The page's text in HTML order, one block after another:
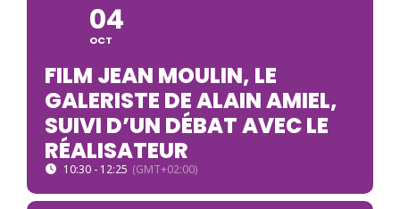
04
OCT
FILM JEAN MOULIN, LE
GALERISTE DE ALAIN AMIEL,
SUIVI D’UN DÉBAT AVEC LE
RÉALISATEUR
10:30 - 12:25 (GMT+02:00)